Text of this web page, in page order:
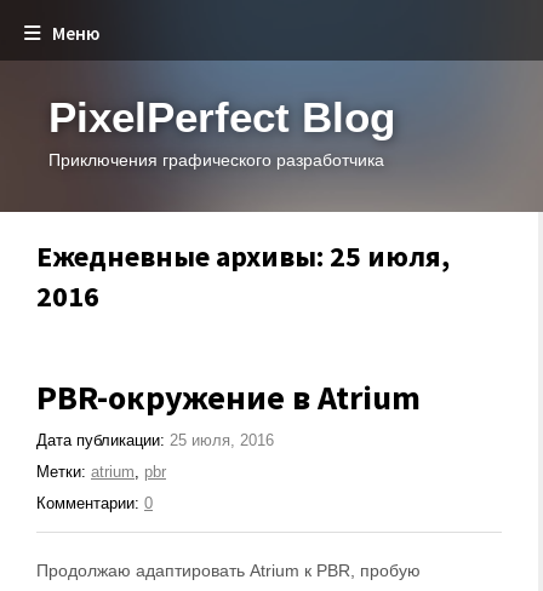
Меню
PixelPerfect Blog
Приключения графического разработчика
Ежедневные архивы: 25 июля,
2016
PBR-окружение в Atrium
Дата публикации: 25 июля, 2016
Метки: atrium, pbr
Комментарии: 0
Продолжаю адаптировать Atrium к PBR, пробую